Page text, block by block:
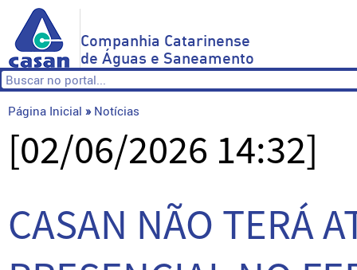
Companhia Catarinense
de Águas e Saneamento
Página Inicial » Notícias
[02/06/2026 14:32]
CASAN NÃO TERÁ